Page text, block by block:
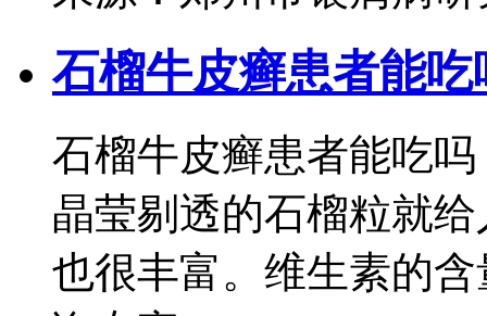
石榴牛皮癣患者能吃
石榴牛皮癣患者能吃
晶莹剔透的石榴粒就
也很丰富。维生素的